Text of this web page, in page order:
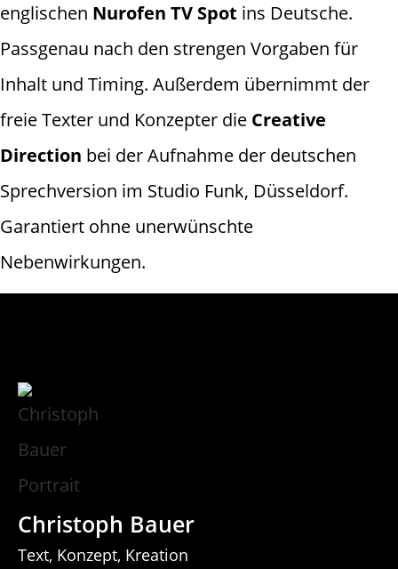
englischen Nurofen TV Spot ins Deutsche.
Passgenau nach den strengen Vorgaben für
Inhalt und Timing. Außerdem übernimmt der
freie Texter und Konzepter die Creative
Direction bei der Aufnahme der deutschen
Sprechversion im Studio Funk, Düsseldorf.
Garantiert ohne unerwünschte
Nebenwirkungen.
Christoph Bauer
Text, Konzept, Kreation